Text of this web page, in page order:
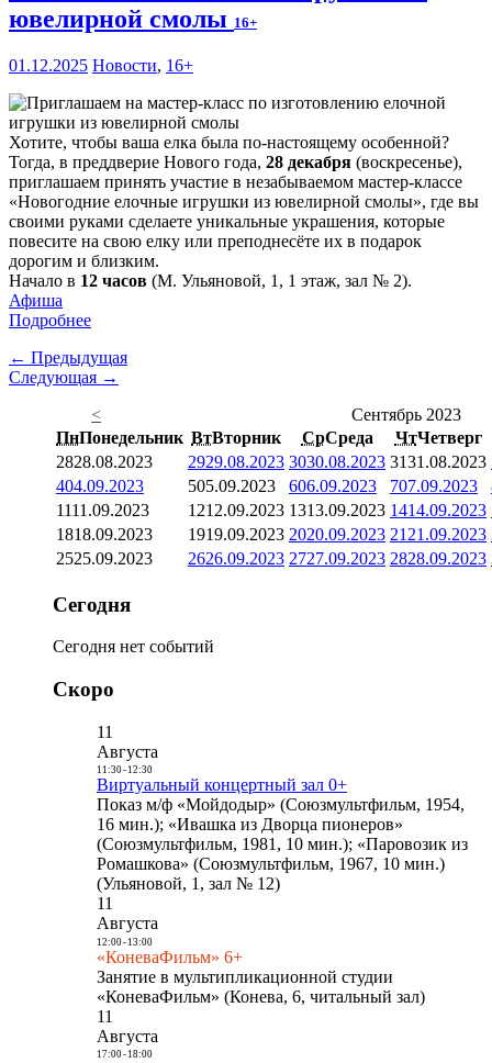
ювелирной смолы 16+
01.12.2025 Новости, 16+
Хотите, чтобы ваша елка была по-настоящему особенной?
Тогда, в преддверие Нового года, 28 декабря (воскресенье),
приглашаем принять участие в незабываемом мастер-классе
«Новогодние елочные игрушки из ювелирной смолы», где вы
своими руками сделаете уникальные украшения, которые
повесите на свою елку или преподнесёте их в подарок
дорогим и близким.
Начало в 12 часов (М. Ульяновой, 1, 1 этаж, зал № 2).
Афиша
Подробнее
← Предыдущая
Следующая →
<
Сентябрь 2023
ПнПонедельник ВтВторник СрСреда ЧтЧетверг
2828.08.2023 2929.08.2023 3030.08.2023 3131.08.2023
404.09.2023 505.09.2023 606.09.2023 707.09.2023
1111.09.2023 1212.09.2023 1313.09.2023 1414.09.2023
1818.09.2023 1919.09.2023 2020.09.2023 21 21.09.2023
2525.09.2023 2626.09.2023 2727.09.2023 2828.09.2023
Сегодня
Сегодня нет событий
Скоро
11
Августа
11:30- 12:30
Виртуальный концертный зал 0+
Показ м/ф «Мойдодыр» (Союзмультфильм, 1954,
16 мин.); «Ивашка из Дворца пионеров»
(Союзмультфильм, 1981, 10 мин.); «Паровозик из
Ромашкова» (Союзмультфильм, 1967, 10 мин.)
(Ульяновой, 1, зал № 12)
11
Августа
12:00- 13:00
«КоневаФильм» 6+
Занятие в мультипликационной студии
«КоневаФильм» (Конева, 6, читальный зал)
11
Августа
17:00- 18:00